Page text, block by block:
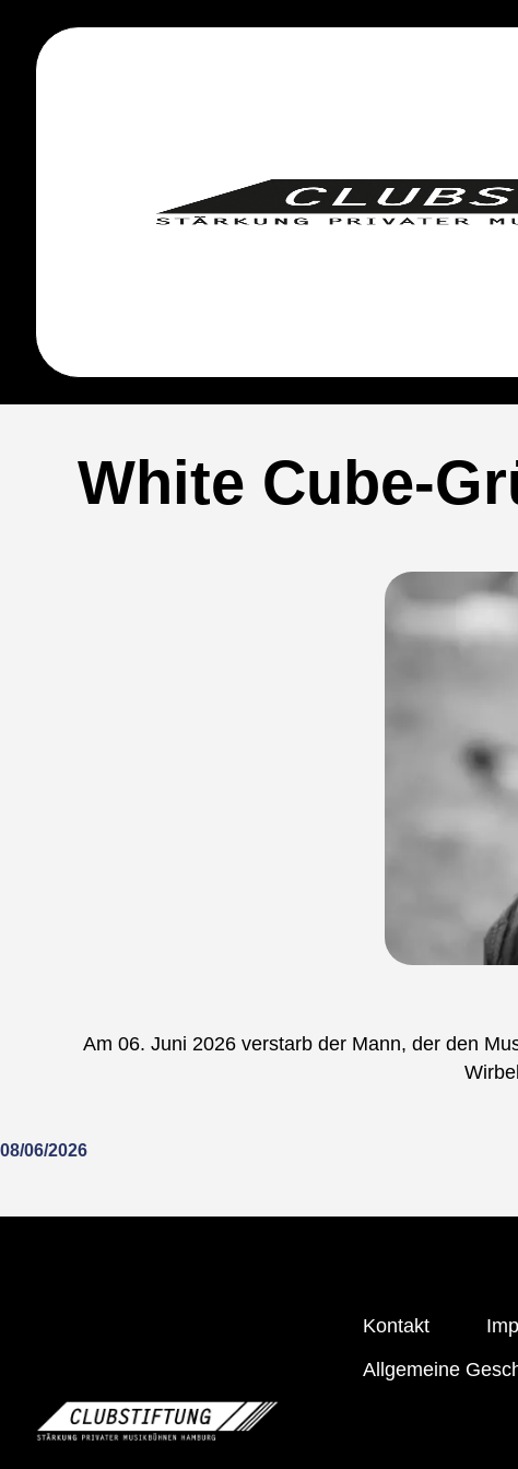
White Cube-
Am 06. Juni 2026 verstarb der Mann, der den
08/06/2026
Kontakt
Allgemeine